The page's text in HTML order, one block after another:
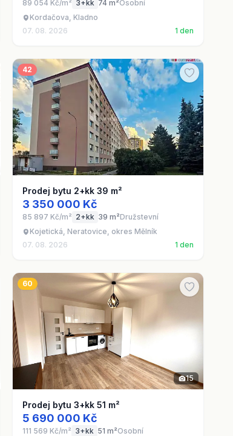
89 054 Kč/m² 3+kk 74 m²Osobní
Kordačova, Kladno
07. 08. 2026
1 den
42
Prodej bytu 2+kk 39 m²
3 350 000 Kč
85 897 Kč/m² 2+kk 39 m²Družstevní
Kojetická, Neratovice, okres Mělník
07. 08. 2026
1 den
60
15
Prodej bytu 3+kk 51 m²
5 690 000 Kč
111 569 Kč/m² 3+kk 51 m²Osobní